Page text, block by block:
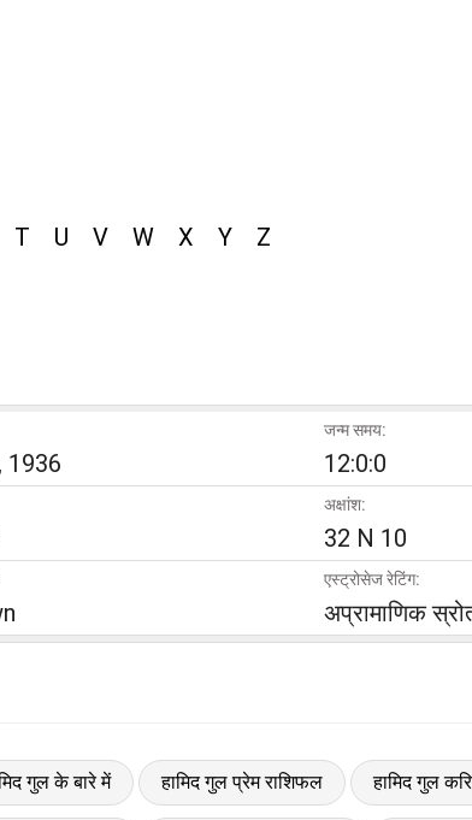
T U V W X Y Z
1936
जन्म समय:
12:0:0
अक्षांश:
32 N 10
एस्ट्रोसेज रेटिंग:
अप्रामाणिक
गुल के बारे में हामिद गुल प्रेम राशिफल हामिद गुल